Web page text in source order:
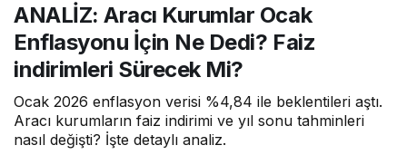
Dedi? Faiz indirimleri
Sürecek Mi?
ANALİZ: Aracı Kurumlar Ocak
Enflasyonu İçin Ne Dedi? Faiz
indirimleri Sürecek Mi?
Ocak 2026 enflasyon verisi %4,84 ile beklentileri aştı.
Aracı kurumların faiz indirimi ve yıl sonu tahminleri
nasıl değişti? İşte detaylı analiz.